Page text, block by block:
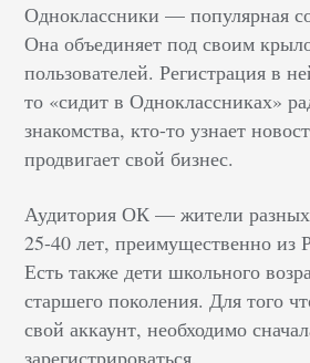
Одноклассники — популярная
Она объединяет под своим
пользователей. Регистрация в
то «сидит в Одноклассниках»
знакомства, кто-то узнает
продвигает свой бизнес.
Аудитория ОК — жители разных
25-40 лет, преимущественно из
Есть также дети школьного
старшего поколения. Для того
свой аккаунт, необходимо